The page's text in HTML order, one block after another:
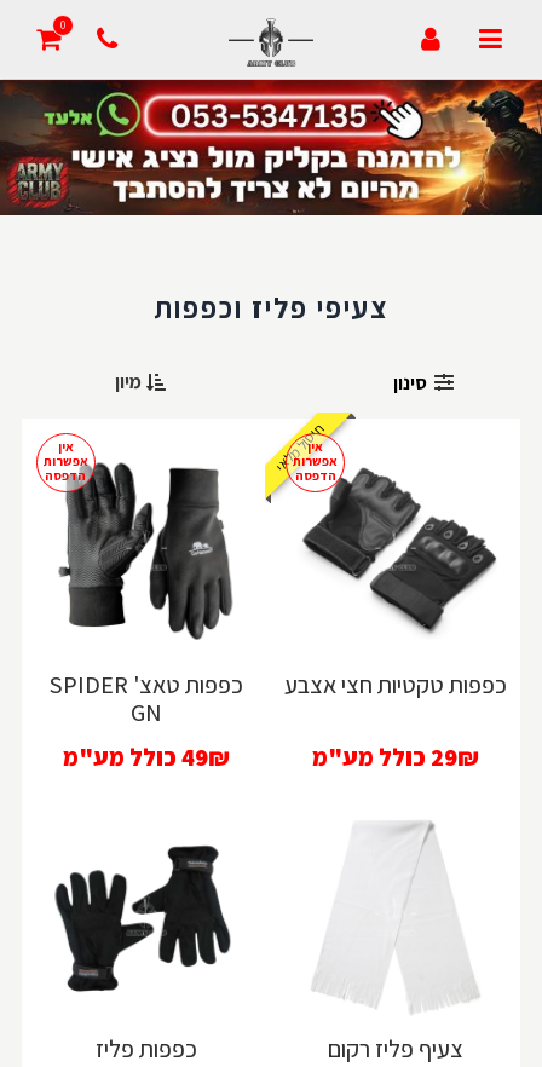
0
צעיפי פליז וכפפות
סינון מיון
אין
אפשרות
הדפסה
חיסול מלאי
כפפות טקטיות חצי אצבע
29₪ כולל מע"מ
אין
אפשרות
הדפסה
כפפות טאצ' SPIDER
GN
49₪כולל מע"מ
צעיף פליז רקום כפפות פליז